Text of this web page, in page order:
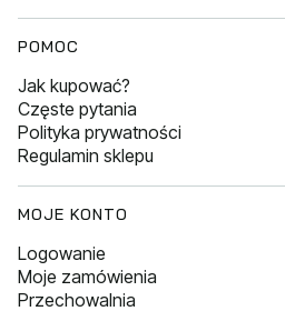
POMOC
Jak kupować?
Częste pytania
Polityka prywatności
Regulamin sklepu
MOJE KONTO
Logowanie
Moje zamówienia
Przechowalnia